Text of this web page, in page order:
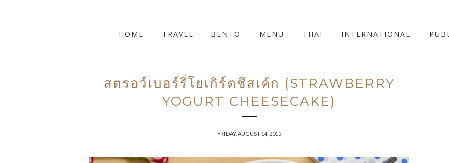
HOME TRAVEL BENTO MENU THAI INTERNATIONAL
สตรอว์เบอร์รี่โยเกิร์ตชีสเค้ก (STRAWBERRY
YOGURT CHEESECAKE)
FRIDAY, AUGUST 14, 2015